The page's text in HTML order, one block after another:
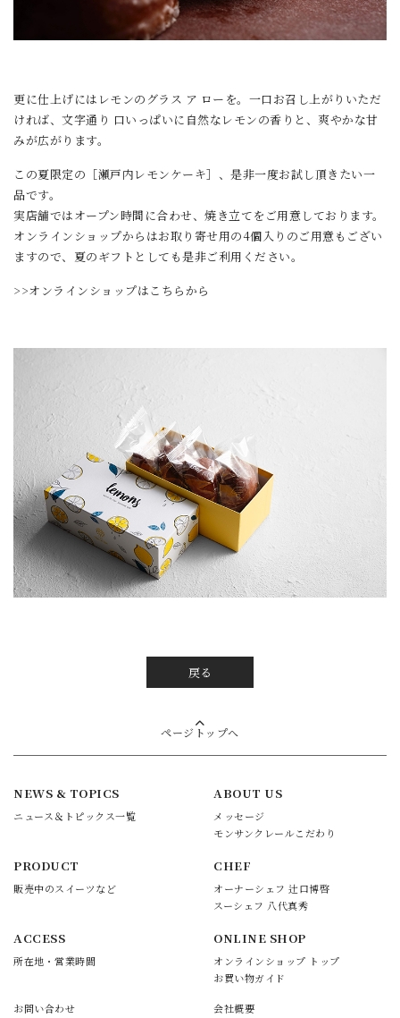
更に仕上げにはレモンのグラス ア ローを。一口お召し上がりいただ
ければ、文字通り 口いっぱいに自然なレモンの香りと、爽やかな甘
みが広がります。
この夏限定の［瀬戸内レモンケーキ］、是非一度お試し頂きたい一
品です。
実店舗ではオープン時間に合わせ、焼き立てをご用意しております。
オンラインショップからはお取り寄せ用の4個入りのご用意もござい
ますので、夏のギフトとしても是非ご利用ください。
>>オンラインショップはこちらから
戻る
ページトップへ
NEWS & TOPICS
ニュース＆トピックス一覧
ABOUT US
メッセージ
モンサンクレールこだわり
PRODUCT
販売中のスイーツなど
CHEF
オーナーシェフ 辻口博啓
スーシェフ 八代真秀
ACCESS
所在地・営業時間
ONLINE SHOP
オンラインショップ トップ
お買い物ガイド
お問い合わせ
会社概要